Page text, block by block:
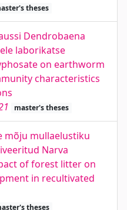
theses
Dendrobaena
laborikatse
on earthworm
characteristics
master's theses
mõju mullaelustiku
Narva
of forest litter on
in recultivated
theses